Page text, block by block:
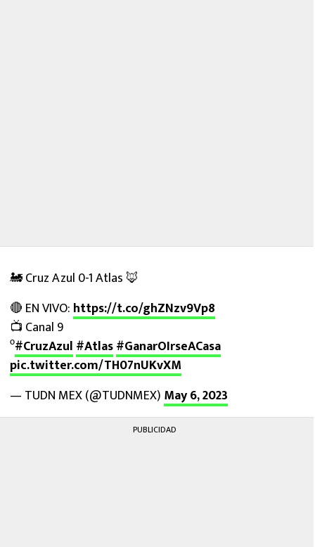
🚂 Cruz Azul 0-1 Atlas 🦊
🔴 EN VIVO: https://t.co/ghZNzv9Vp8
📺 Canal 9
⁰#CruzAzul #Atlas#GanarOIrseACasa
pic.twitter.com/TH07nUKvXM
— TUDN MEX (@TUDNMEX) May 6, 2023
PUBLICIDAD